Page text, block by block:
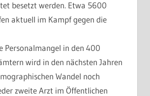
besetzt werden. Etwa 5600
aktuell im Kampf gegen die
Personalmangel in den 400
wird in den nächsten Jahren
Wandel noch
zweite Arzt im Öffentlichen